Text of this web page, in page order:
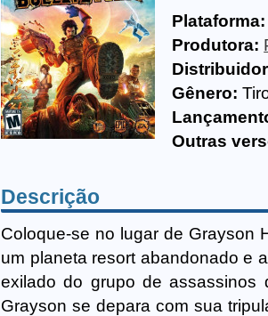
Plataforma:
Produtora:
Gênero:
Outras
Descrição
Coloque-se no lugar de Grayson
um planeta resort abandonado e
exilado do grupo de
Grayson se depara com sua